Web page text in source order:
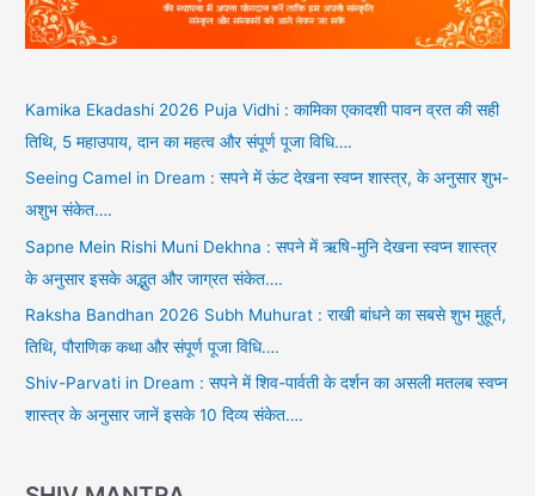
Kamika Ekadashi 2026 Puja Vidhi : कामिका एकादशी पावन व्रत की सही
तिथि, 5 महाउपाय, दान का महत्व और संपूर्ण पूजा विधि….
Seeing Camel in Dream : सपने में ऊंट देखना स्वप्न शास्त्र, के अनुसार शुभ-
अशुभ संकेत….
Sapne Mein Rishi Muni Dekhna : सपने में ऋषि-मुनि देखना स्वप्न शास्त्र
के अनुसार इसके अद्भुत और जाग्रत संकेत….
Raksha Bandhan 2026 Subh Muhurat : राखी बांधने का सबसे शुभ मुहूर्त,
तिथि, पौराणिक कथा और संपूर्ण पूजा विधि….
Shiv-Parvati in Dream : सपने में शिव-पार्वती के दर्शन का असली मतलब स्वप्न
शास्त्र के अनुसार जानें इसके 10 दिव्य संकेत….